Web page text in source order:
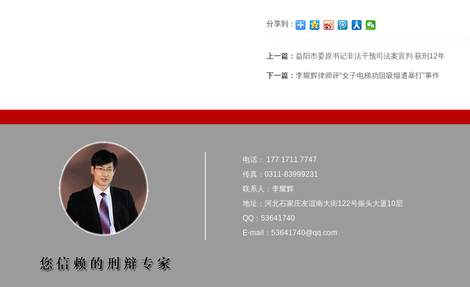
分享到：
上一篇： 益阳市委原书记非法干预司法案宣判 获刑12年
下一篇： 李耀辉律师评“女子电梯劝阻吸烟遭暴打”事件
电话： 177 1711 7747
传真：0311-83999231
联系人：李耀辉
地址：河北石家庄友谊南大街122号振头大厦10层
QQ：53641740
E-mail：53641740@qq.com